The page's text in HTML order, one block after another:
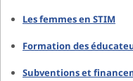
Les femmes en STIM
Formation des
Subventions et